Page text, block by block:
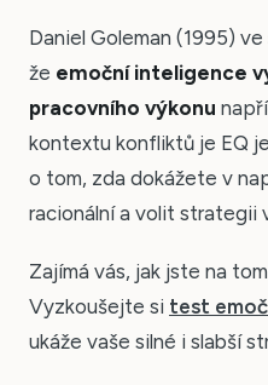
Daniel Goleman (1995)
že emoční inteligence
pracovního výkonu
kontextu konfliktů je EQ
o tom, zda dokážete v
racionální a volit strategii
Zajímá vás, jak jste na
Vyzkoušejte si test
ukáže vaše silné i slabší